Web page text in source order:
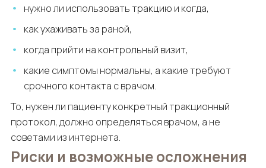
нужно ли использовать тракцию и когда,
как ухаживать за раной,
когда прийти на контрольный визит,
какие симптомы нормальны, а какие требуют
срочного контакта с врачом.
То, нужен ли пациенту конкретный тракционный
протокол, должно определяться врачом, а не
советами из интернета.
Риски и возможные осложнения